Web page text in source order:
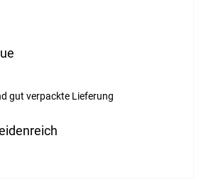
Bewertung beträgt 5 von 5 Sternen.
Bewertung beträgt 5 von 5 Sternen.
gut verpackte Lieferung
Bewertung beträgt 5 von 5 Sternen.